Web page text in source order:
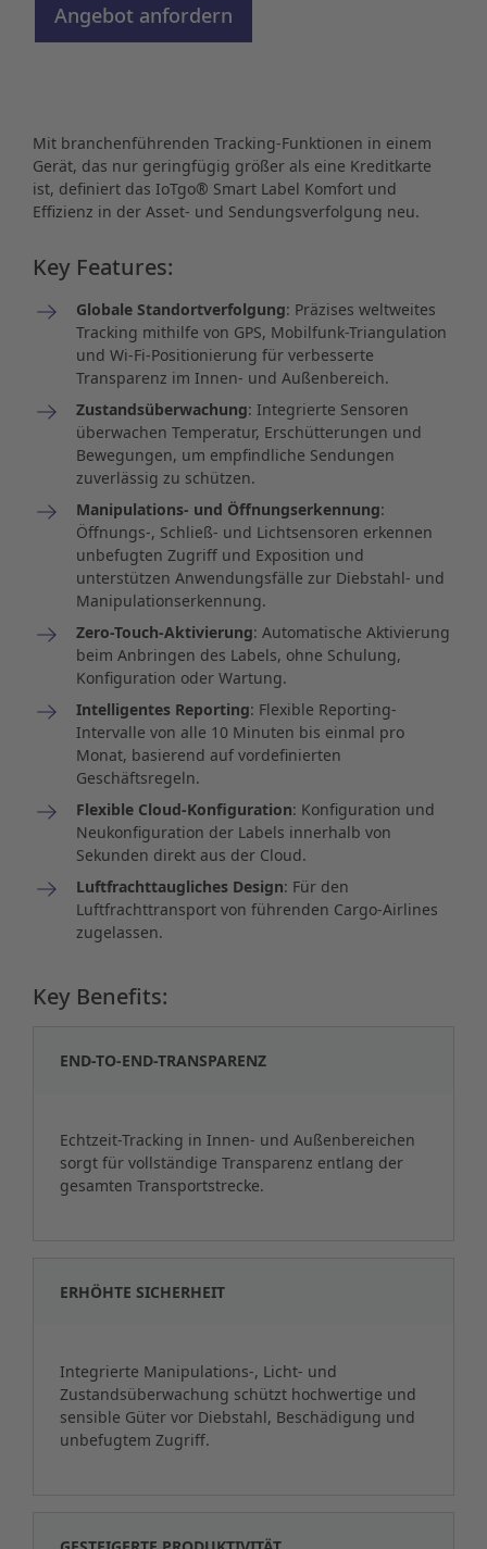
Angebot anfordern
Mit branchenführenden Tracking-Funktionen in einem
Gerät, das nur geringfügig größer als eine Kreditkarte
ist, definiert das IoTgo® Smart Label Komfort und
Effizienz in der Asset- und Sendungsverfolgung neu.
Key Features:
Globale Standortverfolgung: Präzises weltweites
Tracking mithilfe von GPS, Mobilfunk-Triangulation
und Wi-Fi-Positionierung für verbesserte
Transparenz im Innen- und Außenbereich.
Zustandsüberwachung: Integrierte Sensoren
überwachen Temperatur, Erschütterungen und
Bewegungen, um empfindliche Sendungen
zuverlässig zu schützen.
Manipulations- und Öffnungserkennung:
Öffnungs-, Schließ- und Lichtsensoren erkennen
unbefugten Zugriff und Exposition und
unterstützen Anwendungsfälle zur Diebstahl- und
Manipulationserkennung.
Zero-Touch-Aktivierung: Automatische Aktivierung
beim Anbringen des Labels, ohne Schulung,
Konfiguration oder Wartung.
Intelligentes Reporting: Flexible Reporting-
Intervalle von alle 10 Minuten bis einmal pro
Monat, basierend auf vordefinierten
Geschäftsregeln.
Flexible Cloud-Konfiguration: Konfiguration und
Neukonfiguration der Labels innerhalb von
Sekunden direkt aus der Cloud.
Luftfrachttaugliches Design: Für den
Luftfrachttransport von führenden Cargo-Airlines
zugelassen.
Key Benefits:
END-TO-END-TRANSPARENZ
Echtzeit-Tracking in Innen- und Außenbereichen
sorgt für vollständige Transparenz entlang der
gesamten Transportstrecke.
ERHÖHTE SICHERHEIT
Integrierte Manipulations-, Licht- und
Zustandsüberwachung schützt hochwertige und
sensible Güter vor Diebstahl, Beschädigung und
unbefugtem Zugriff.